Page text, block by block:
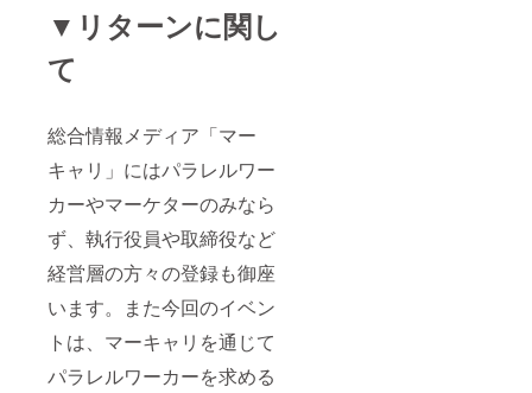
▼リターンに関し
て
総合情報メディア 「マー
キャリ」にはパラレルワー
カーやマーケターのみなら
ず、執行役員や取締役など
経営層の方々の登録も御座
います。また今回のイベン
トは、マーキャリを通じて
パラレルワーカーを求める